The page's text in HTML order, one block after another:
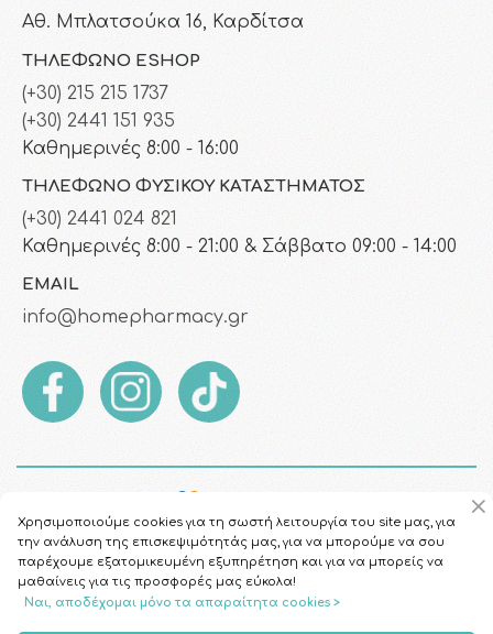
Αθ. Μπλατσούκα 16, Καρδίτσα
ΤΗΛΈΦΩΝΟ ESHOP
(+30) 215 215 1737
(+30) 2441 151 935
Καθημερινές 8:00 - 16:00
ΤΗΛΈΦΩΝΟ ΦΥΣΙΚΟΎ ΚΑΤΑΣΤΉΜΑΤΟΣ
(+30) 2441 024 821
Καθημερινές 8:00 - 21:00 & Σάββατο 09:00 - 14:00
EMAIL
info@homepharmacy.gr
Χρησιμοποιούμε cookies για τη σωστή λειτουργία του site μας, για
την ανάλυση της επισκεψιμότητάς μας, για να μπορούμε να σου
παρέχουμε εξατομικευμένη εξυπηρέτηση και για να μπορείς να
μαθαίνεις για τις προσφορές μας εύκολα!
Ναι, αποδέχομαι μόνο τα απαραίτητα cookies >